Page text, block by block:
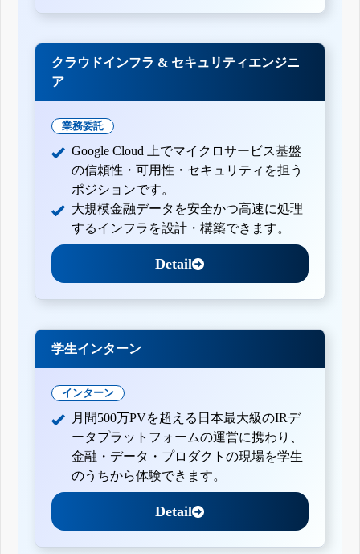
クラウドインフラ & セキュリティエンジニ
ア
業務委託
Google Cloud 上でマイクロサービス基盤
の信頼性・可用性・セキュリティを担う
ポジションです。
大規模金融データを安全かつ高速に処理
するインフラを設計・構築できます。
Detail
学生インターン
インターン
月間500万PVを超える日本最大級のIRデ
ータプラットフォームの運営に携わり、
金融・データ・プロダクトの現場を学生
のうちから体験できます。
Detail